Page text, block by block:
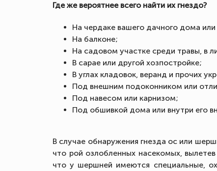
Где же вероятнее всего найти их гнездо?
На чердаке вашего дачного дома
На балконе;
На садовом участке среди травы, в
В сарае или другой хозпостройке;
В углах кладовок, веранд и прочих
Под внешним подоконником или
Под навесом или карнизом;
Под обшивкой дома или внутри его
В случае обнаружения гнезда ос или
что рой озлобленных насекомых,
что у шершней имеются специальные,